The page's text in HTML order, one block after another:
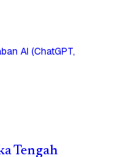
AI (ChatGPT,
Tengah